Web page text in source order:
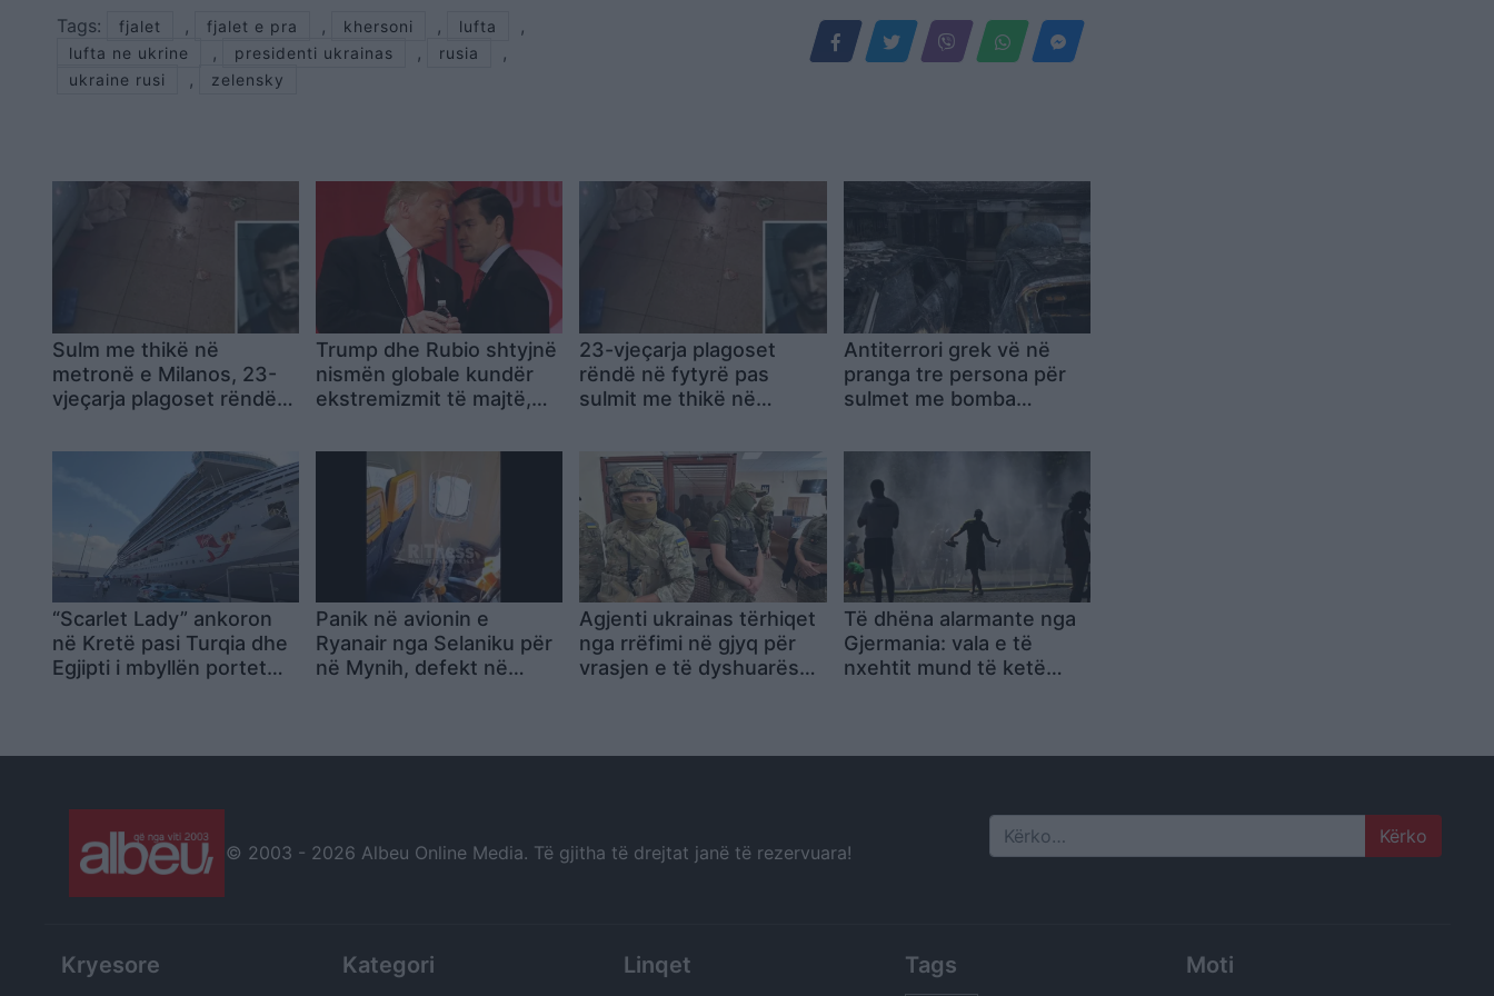
Tags:
fjalet , fjalet e pra , khersoni , lufta ,
lufta ne ukrine , presidenti ukrainas , rusia ,
ukraine rusi , zelensky
Sulm me thikë në
metronë e Milanos, 23-
vjeçarja plagoset rëndë
27-vjeçar algjerian
Trump dhe Rubio shtyjnë
nismën globale kundër
ekstremizmit të majtë,
ndërsa disa aleatë
tërhiqen
23-vjeçarja plagoset
rëndë në fytyrë pas
sulmit me thikë në
pranga një 27-vjeçar
algjerian
Antiterrori grek vë në
pranga tre persona për
sulmet me bomba
dalin në dritë të dhëna të
“Scarlet Lady” ankoron
në Kretë pasi Turqia dhe
Egjipti i mbyllën portet
Panik në avionin e
Ryanair nga Selaniku për
në Mynih, defekt në
Agjenti ukrainas tërhiqet
nga rrëfimi në gjyq për
vrasjen e të dyshuarës
Të dhëna alarmante nga
Gjermania: vala e të
nxehtit mund të ketë
© 2003 - 2026 Albeu Online Media. Të gjitha të drejtat janë të rezervuara! Search
Kryesore Kategori Linqet Tags Moti